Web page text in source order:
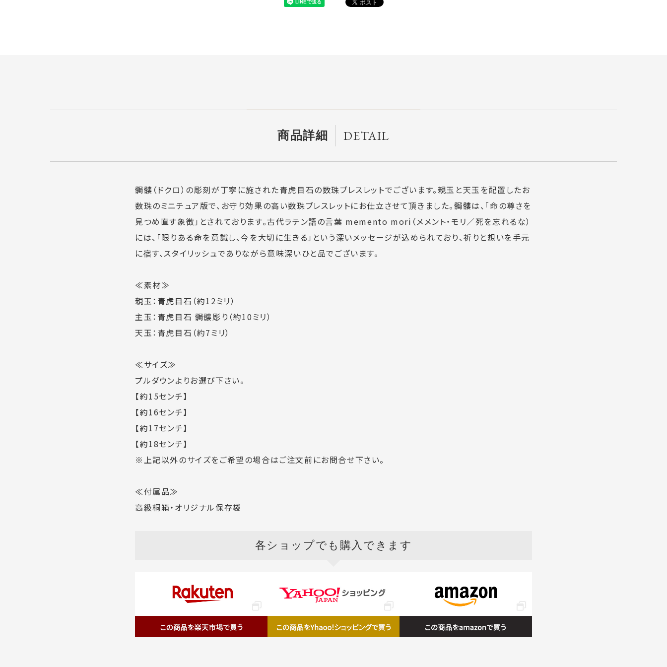
商品詳細 DETAIL
髑髏（ドクロ）の彫刻が丁寧に施された青虎目石の数珠ブレスレットでございます。親玉と天玉を配置したお
数珠のミニチュア版で、お守り効果の高い数珠ブレスレットにお仕立させて頂きました。髑髏は、「命の尊さを
見つめ直す象徴」とされております。古代ラテン語の言葉 memento mori（メメント・モリ／死を忘れるな）
には、「限りある命を意識し、今を大切に生きる」という深いメッセージが込められており、祈りと想いを手元
に宿す、スタイリッシュでありながら意味深いひと品でございます。
≪素材≫
親玉：青虎目石（約12ミリ）
主玉：青虎目石 髑髏彫り（約10ミリ）
天玉：青虎目石（約7ミリ）
≪サイズ≫
プルダウンよりお選び下さい。
【約15センチ】
【約16センチ】
【約17センチ】
【約18センチ】
※上記以外のサイズをご希望の場合はご注文前にお問合せ下さい。
≪付属品≫
高級桐箱・オリジナル保存袋
各ショップでも購入できます